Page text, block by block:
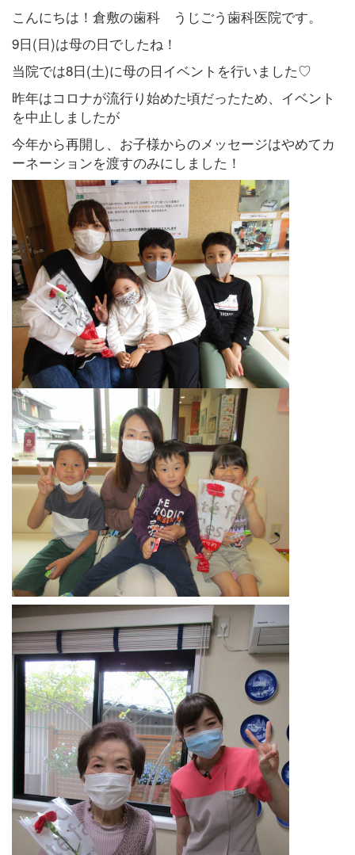
こんにちは！倉敷の歯科 うじごう歯科医院です。
9日(日)は母の日でしたね！
当院では8日(土)に母の日イベントを行いました♡
昨年はコロナが流行り始めた頃だったため、イベント
を中止しましたが
今年から再開し、お子様からのメッセージはやめてカ
ーネーションを渡すのみにしました！